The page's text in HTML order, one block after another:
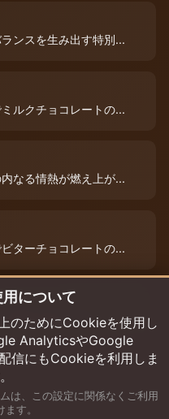
ンスを生み出す特別...
ルクチョコレートの...
なる情熱が燃え上が...
ターチョコレートの...
運命を彩ります。チ...
について
のためにCookieを使用し
AnalyticsやGoogle
信にもCookieを利用しま
は、この設定に関係なくご利用
す。